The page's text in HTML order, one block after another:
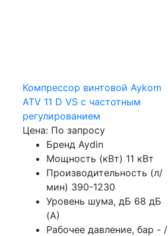
Компрессор винтовой Aykom
ATV 11 D VS с частотным
регулированием
Цена: По запросу
Бренд Aydin
Мощность (кВт) 11 кВт
Производительность (л/
мин) 390-1230
Уровень шума, дБ 68 дБ
(А)
Рабочее давление, бар - /